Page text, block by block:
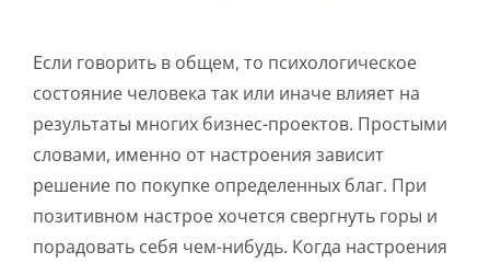
Если говорить в общем, то психологическое
состояние человека так или иначе влияет на
результаты многих бизнес-проектов. Простыми
словами, именно от настроения зависит
решение по покупке определенных благ. При
позитивном настрое хочется свергнуть горы и
порадовать себя чем-нибудь. Когда настроения